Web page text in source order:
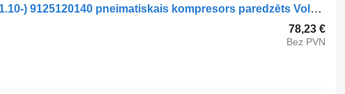
WABCO VOLVO, WABCO B9 (01.10-) 9125120140 pneimatiskais kompresors paredzēts Volvo B7, B8, B9, B12 bus (2005-) autobusa
78,23 €
Bez PVN